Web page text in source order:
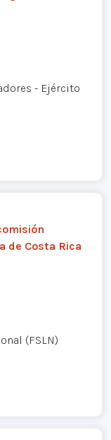
- Ejército
de Costa Rica
(FSLN)